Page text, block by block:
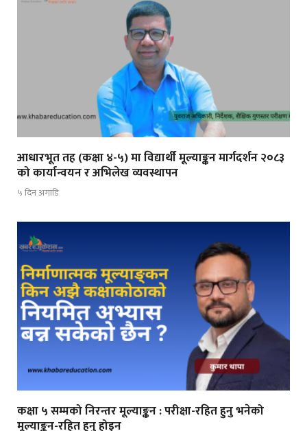
आधारभूत तह (कक्षा ४-५) मा विद्यार्थी मूल्याङ्कन मार्गदर्शन २०८३
को कार्यान्वयन र अभिलेख व्यवस्थापन
५ दिन अगाडि
कक्षा ५ सम्मको निरन्तर मूल्याङ्कन : परीक्षा-रहित हुनु भनेको
मूल्याङ्कन-रहित हुनु होइन